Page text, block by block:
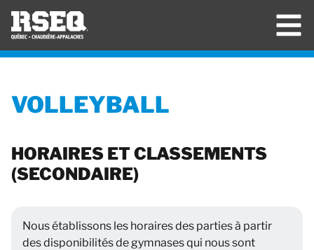
VOLLEYBALL
HORAIRES ET CLASSEMENTS
(SECONDAIRE)
Nous établissons les horaires des parties à partir
des disponibilités de gymnases qui nous sont